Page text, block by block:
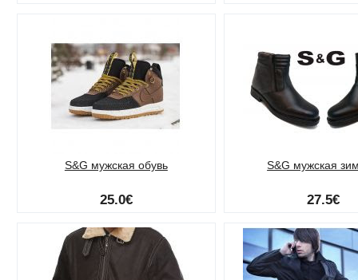
S&G мужская обувь
25.0€
S&G мужская
27.5€